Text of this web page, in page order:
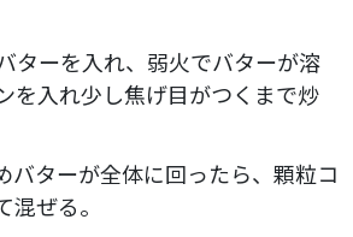
ターを入れ、弱火でバターが溶
を入れ少し焦げ目がつくまで炒
バターが全体に回ったら、顆粒コ
混ぜる。